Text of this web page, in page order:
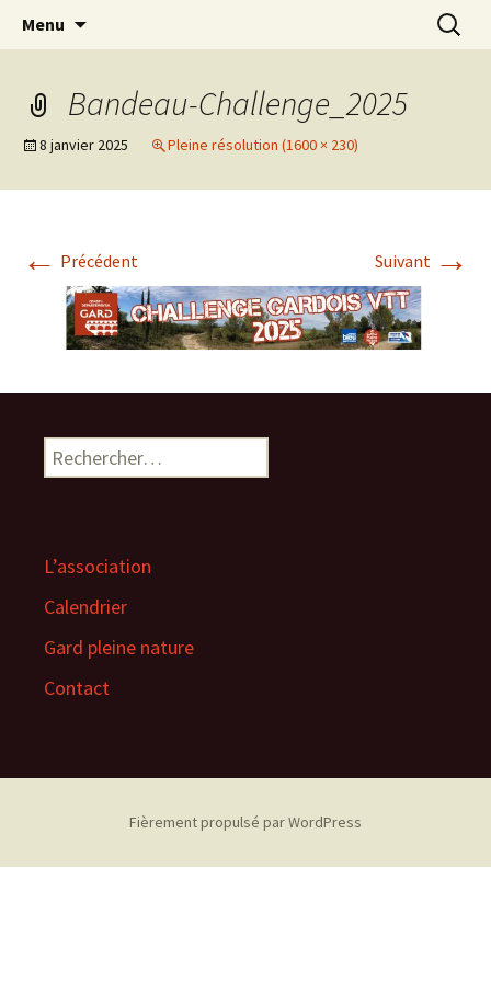
Challenge Gardois VTT
Le site pour tout savoir sur le Challenge VTT
du Gard
Menu
Bandeau-Challenge_2025
8 janvier 2025 Pleine résolution (1600 × 230)
← Précédent Suivant →
Rechercher :
L’association
Calendrier
Gard pleine nature
Contact
Fièrement propulsé par WordPress